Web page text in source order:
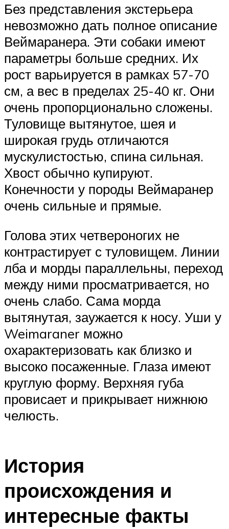
Без представления экстерьера
невозможно дать полное описание
Веймаранера. Эти собаки имеют
параметры больше средних. Их
рост варьируется в рамках 57-70
см, а вес в пределах 25-40 кг. Они
очень пропорционально сложены.
Туловище вытянутое, шея и
широкая грудь отличаются
мускулистостью, спина сильная.
Хвост обычно купируют.
Конечности у породы Веймаранер
очень сильные и прямые.
Голова этих четвероногих не
контрастирует с туловищем. Линии
лба и морды параллельны, переход
между ними просматривается, но
очень слабо. Сама морда
вытянутая, заужается к носу. Уши у
Weimaraner можно
охарактеризовать как близко и
высоко посаженные. Глаза имеют
круглую форму. Верхняя губа
провисает и прикрывает нижнюю
челюсть.
История
происхождения и
интересные факты